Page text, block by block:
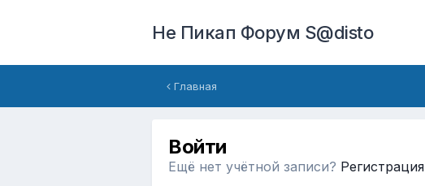
Не Пикап Форум S@disto
Главная
Войти
Ещё нет учётной записи? Регистрация